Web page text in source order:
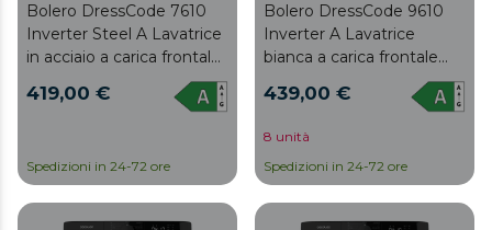
Bolero DressCode 7610
Inverter Steel A Lavatrice
in acciaio a carica frontale
con capacità 7 Kg, 1400
Giri/min, Classe A, Steam
Fuzzy Logic, Smooth
antibatterica e Pulizia
419,00 €
Spedizioni in 24-72 ore
Bolero DressCode 9610
Inverter A Lavatrice
bianca a carica frontale
con capacità 9 Kg, 1400
Giri/min, Classe A, Steam
Fuzzy Logic, Smooth
antibatterica e Pulizia
439,00 €
8 unità
Spedizioni in 24-72 ore